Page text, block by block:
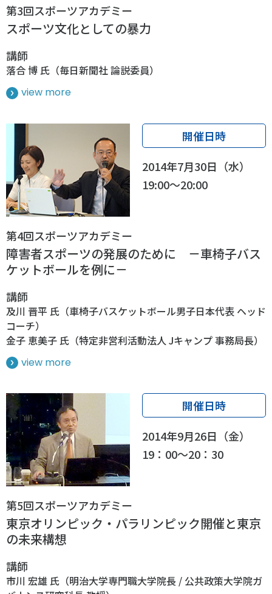
第3回スポーツアカデミー
スポーツ文化としての暴力
講師
落合 博 氏（毎日新聞社 論説委員）
view more
開催日時
2014年7月30日（水）
19:00～20:00
第4回スポーツアカデミー
障害者スポーツの発展のために －車椅子バス
ケットボールを例に－
講師
及川 晋平 氏（車椅子バスケットボール男子日本代表 ヘッド
コーチ）
金子 恵美子 氏（特定非営利活動法人 Jキャンプ 事務局長）
view more
開催日時
2014年9月26日（金）
19：00～20：30
第5回スポーツアカデミー
東京オリンピック・パラリンピック開催と東京
の未来構想
講師
市川 宏雄 氏（明治大学専門職大学院長 / 公共政策大学院ガ